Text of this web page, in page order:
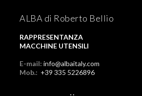
ALBA di Roberto Bellio
RAPPRESENTANZA
MACCHINE UTENSILI
E-mail: info@albaitaly.com
Mob.: +39 335 5226896